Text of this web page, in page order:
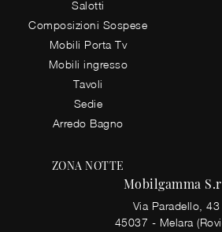
Salotti
Composizioni Sospese
Mobili Porta Tv
Mobili ingresso
Tavoli
Sedie
Arredo Bagno
ZONA NOTTE
Mobilgamma
Via Paradello, 43
45037 - Melara